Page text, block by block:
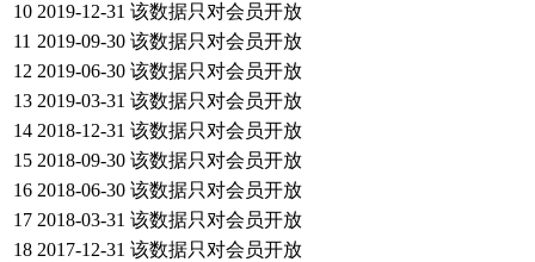
10 2019-12-31 该数据只对会员开放
11 2019-09-30 该数据只对会员开放
12 2019-06-30 该数据只对会员开放
13 2019-03-31 该数据只对会员开放
14 2018-12-31 该数据只对会员开放
15 2018-09-30 该数据只对会员开放
16 2018-06-30 该数据只对会员开放
17 2018-03-31 该数据只对会员开放
18 2017-12-31 该数据只对会员开放